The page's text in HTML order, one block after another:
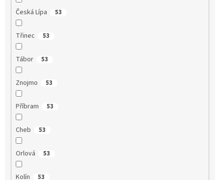
Česká Lípa 53
Třinec 53
Tábor 53
Znojmo 53
Příbram 53
Cheb 53
Orlová 53
Kolín 53